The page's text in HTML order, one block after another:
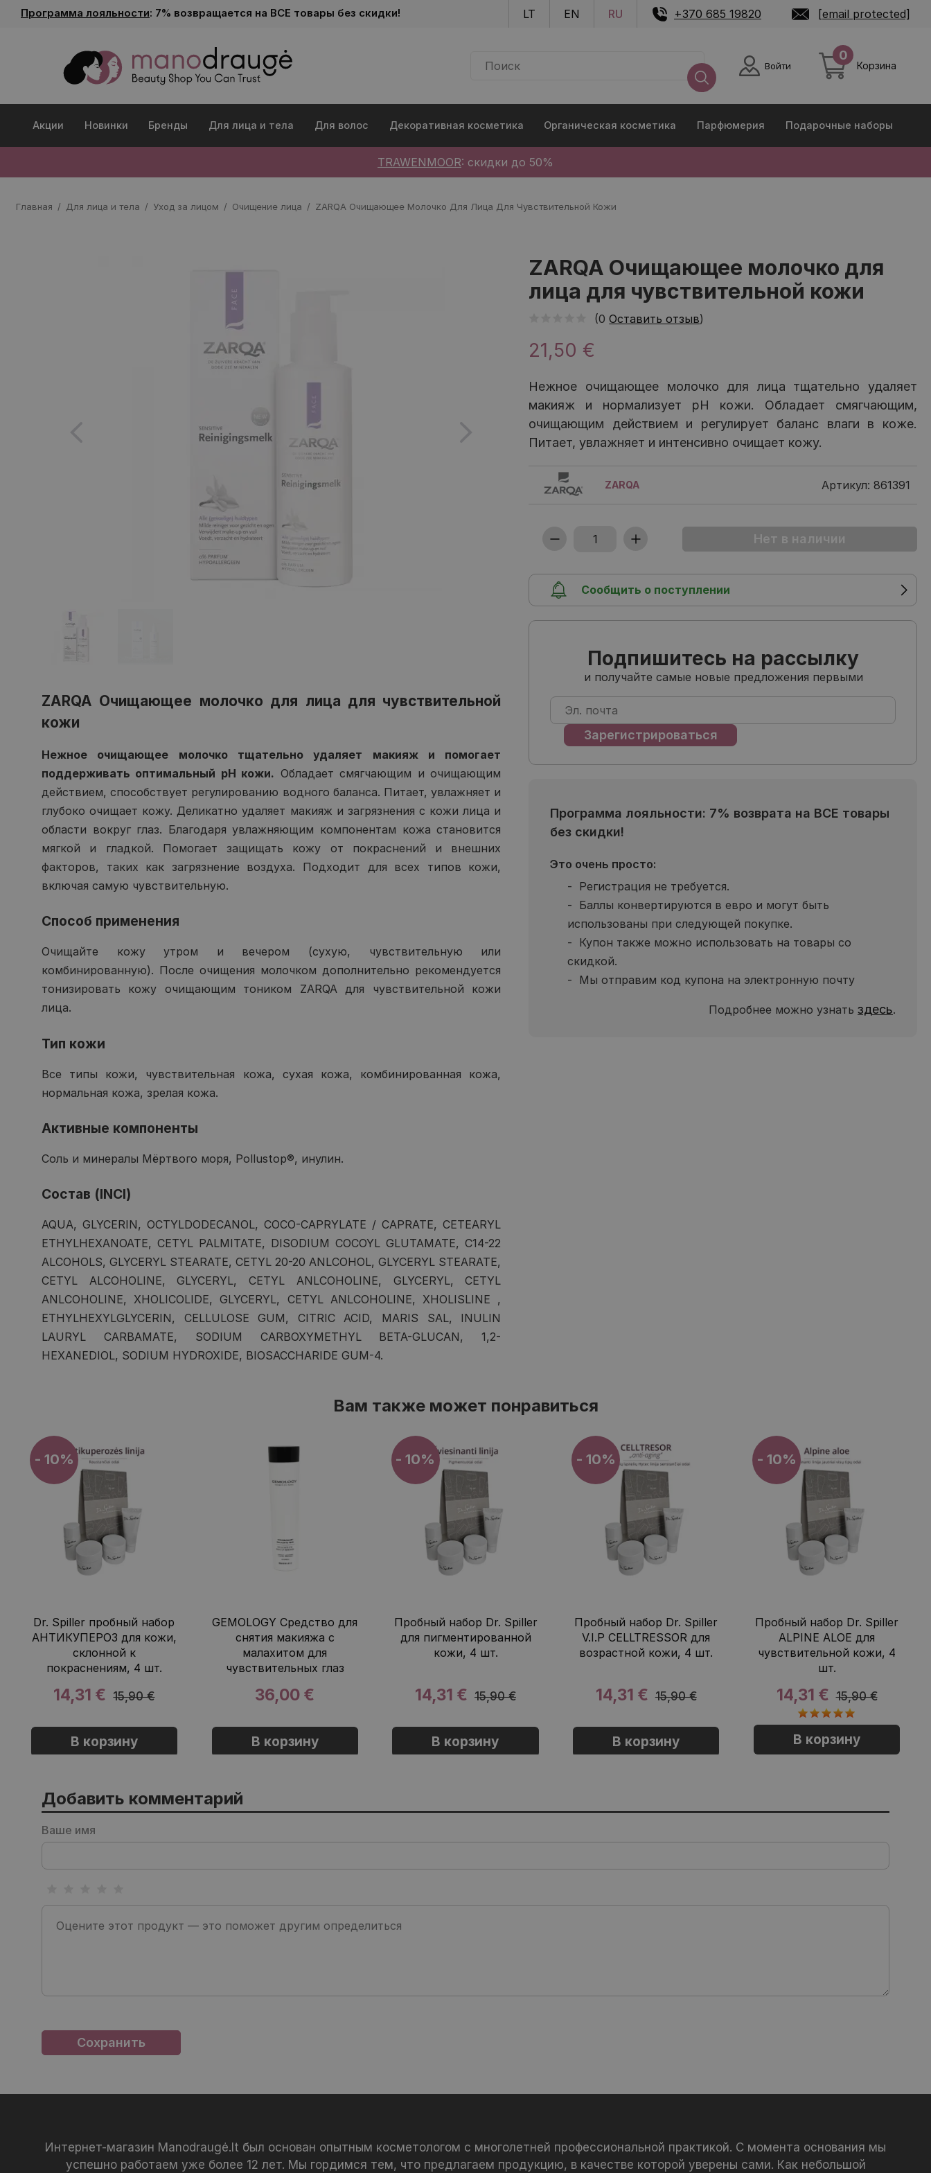
Skip to main content
Программа лояльности: 7% возвращается на ВСЕ товары без скидки! LT EN RU +370 685 19820 [email protected]
Войти
0
Корзина
Акции Новинки Бренды Для лица и тела Для волос Декоративная косметика Органическая косметика Парфюмерия Подарочные наборы
TRAWENMOOR: скидки до 50%
Главная Для лица и тела Уход за лицом Очищение лица ZARQA Очищающее Молочко Для Лица Для Чувствительной Кожи
ZARQA Очищающее молочко для
лица для чувствительной кожи
(0Оставить отзыв)
21,50 €
Нежное очищающее молочко для лица тщательно удаляет
макияж и нормализует pH кожи. Обладает смягчающим,
очищающим действием и регулирует баланс влаги в коже.
Питает, увлажняет и интенсивно очищает кожу.
ZARQA Артикул: 861391
Сообщить о поступлении
Подпишитесь на рассылку
и получайте самые новые предложения первыми
Программа лояльности: 7% возврата на ВСЕ товары
без скидки!
Это очень просто:
Регистрация не требуется.
Баллы конвертируются в евро и могут быть
использованы при следующей покупке.
Купон также можно использовать на товары со
скидкой.
Мы отправим код купона на электронную почту
Подробнее можно узнать здесь.
ZARQA Очищающее молочко для лица для чувствительной
кожи
Нежное очищающее молочко тщательно удаляет макияж и помогает
поддерживать оптимальный pH кожи. Обладает смягчающим и очищающим
действием, способствует регулированию водного баланса. Питает, увлажняет и
глубоко очищает кожу. Деликатно удаляет макияж и загрязнения с кожи лица и
области вокруг глаз. Благодаря увлажняющим компонентам кожа становится
мягкой и гладкой. Помогает защищать кожу от покраснений и внешних
факторов, таких как загрязнение воздуха. Подходит для всех типов кожи,
включая самую чувствительную.
Способ применения
Очищайте кожу утром и вечером (сухую, чувствительную или
комбинированную). После очищения молочком дополнительно рекомендуется
тонизировать кожу очищающим тоником ZARQA для чувствительной кожи
лица.
Тип кожи
Все типы кожи, чувствительная кожа, сухая кожа, комбинированная кожа,
нормальная кожа, зрелая кожа.
Активные компоненты
Соль и минералы Мёртвого моря, Pollustop®, инулин.
Состав (INCI)
AQUA, GLYCERIN, OCTYLDODECANOL, COCO-CAPRYLATE / CAPRATE, CETEARYL
ETHYLHEXANOATE, CETYL PALMITATE, DISODIUM COCOYL GLUTAMATE, C14-22
ALCOHOLS, GLYCERYL STEARATE, CETYL 20-20 ANLCOHOL, GLYCERYL STEARATE,
CETYL ALCOHOLINE, GLYCERYL, CETYL ANLCOHOLINE, GLYCERYL, CETYL
ANLCOHOLINE, XHOLICOLIDE, GLYCERYL, CETYL ANLCOHOLINE, XHOLISLINE ,
ETHYLHEXYLGLYCERIN, CELLULOSE GUM, CITRIC ACID, MARIS SAL, INULIN
LAURYL CARBAMATE, SODIUM CARBOXYMETHYL BETA-GLUCAN, 1,2-
HEXANEDIOL, SODIUM HYDROXIDE, BIOSACCHARIDE GUM-4.
Вам также может понравиться
Dr. Spiller пробный набор
АНТИКУПЕРОЗ для кожи,
склонной к
покраснениям, 4 шт.
14,31 € 15,90 €
В корзину
- 10%
GEMOLOGY Средство для
снятия макияжа с
малахитом для
чувствительных глаз
36,00 €
В корзину
Пробный набор Dr. Spiller
для пигментированной
кожи, 4 шт.
14,31 € 15,90 €
В корзину
- 10%
Пробный набор Dr. Spiller
V.I.P CELLTRESSOR для
возрастной кожи, 4 шт.
14,31 € 15,90 €
В корзину
- 10%
Пробный набор Dr. Spiller
ALPINE ALOE для
чувствительной кожи, 4
шт.
14,31 € 15,90 €
В корзину
- 10%
Добавить комментарий
Ваше имя
Интернет-магазин Manodraugė.lt был основан опытным косметологом с многолетней профессиональной практикой. С момента основания мы
успешно работаем уже более 12 лет. Мы гордимся тем, что предлагаем продукцию, в качестве которой уверены сами. Как небольшой